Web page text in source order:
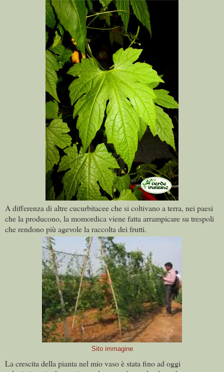
A differenza di altre cucurbitacee che si coltivano a terra, nei paesi
che la producono, la momordica viene fatta arrampicare su trespoli
che rendono più agevole la raccolta dei frutti.
Sito immagine
La crescita della pianta nel mio vaso è stata fino ad oggi